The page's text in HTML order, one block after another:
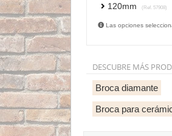
120mm (Ref. 57908)
Las opciones
DESCUBRE MÁS
Broca diamante
Broca para